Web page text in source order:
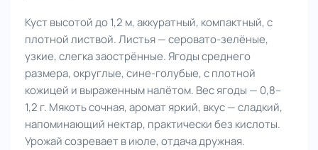
Куст высотой до 1,2 м, аккуратный, компактный, с
плотной листвой. Листья — серовато-зелёные,
узкие, слегка заострённые. Ягоды среднего
размера, округлые, сине-голубые, с плотной
кожицей и выраженным налётом. Вес ягоды — 0,8–
1,2 г. Мякоть сочная, аромат яркий, вкус — сладкий,
напоминающий нектар, практически без кислоты.
Урожай созревает в июле, отдача дружная.